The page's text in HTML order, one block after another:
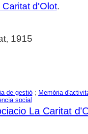
d'Olot.
1915
de gestió; Memòria
social
La Caritat